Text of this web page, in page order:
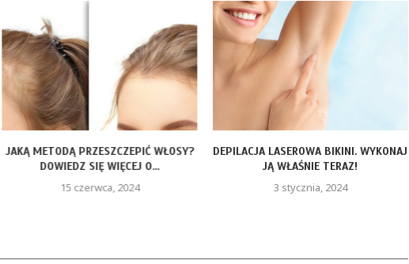
JAKĄ METODĄ PRZESZCZEPIĆ WŁOSY?
DOWIEDZ SIĘ WIĘCEJ O...
15 czerwca, 2024
DEPILACJA LASEROWA BIKINI. WYKONAJ
JĄ WŁAŚNIE TERAZ!
3 stycznia, 2024